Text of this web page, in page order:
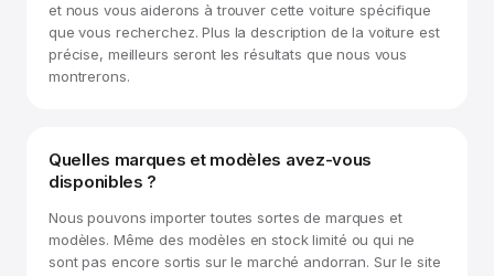
et nous vous aiderons à trouver cette voiture spécifique
que vous recherchez. Plus la description de la voiture est
précise, meilleurs seront les résultats que nous vous
montrerons.
Quelles marques et modèles avez-vous
disponibles ?
Nous pouvons importer toutes sortes de marques et
modèles. Même des modèles en stock limité ou qui ne
sont pas encore sortis sur le marché andorran. Sur le site